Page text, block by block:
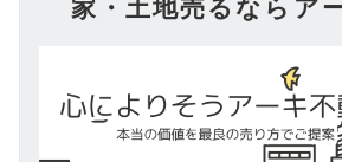
家・土地売るならア